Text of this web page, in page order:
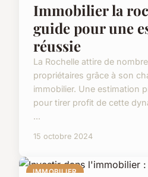
Immobilier la
guide pour une
réussie
La Rochelle attire de
propriétaires grâce à son
immobilier. Une estimation
pour tirer profit de cette
...
15 octobre 2024
IMMOBILIER